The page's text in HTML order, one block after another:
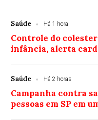
Saúde Há 1 hora
Controle do
infância, alerta
Saúde Há 2 horas
Campanha contra
pessoas em SP em